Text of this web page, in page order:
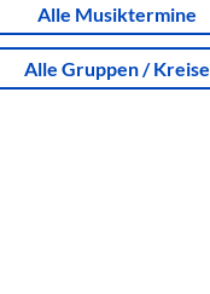
Alle Musiktermine
Alle Gruppen / Kreise